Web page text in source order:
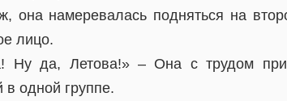
она намеревалась подняться на
лицо.
Ну да, Летова!» – Она с трудом
одной группе.